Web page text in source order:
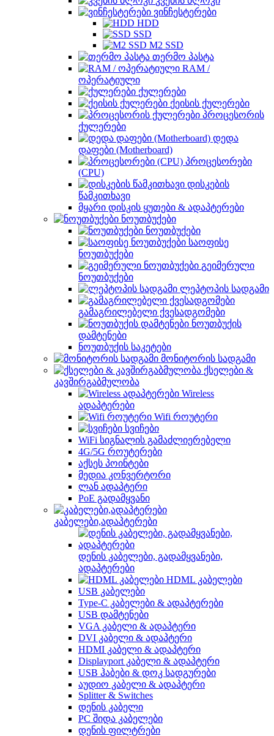
ვინჩესტერები
HDD
SSD
M2 SSD
თერმო პასტა
RAM /
ოპერატიული
ქულერები
ქეისის ქულერები
პროცესორის
ქულერები
დედა
დაფები (Motherboard)
პროცესორები
(CPU)
დისკების
წამკითხავი
მყარი დისკის ყუთები & ადაპტერები
ნოუთბუქები
ნოუთბუქები
საოფისე
ნოუთბუქები
გეიმერული
ნოუთბუქები
ლეპტოპის სადგამი
გამაგრილებელი ქვესადგომები
ნოუთბუქის
დამტენები
ნოუთბუქის საკეტები
მონიტორის სადგამი
ქსელები &
კავშირგაბმულობა
Wireless
ადაპტერები
Wifi როუტერი
სვიჩები
WiFi სიგნალის გამაძლიერებელი
4G/5G როუტერები
აქსეს პოინტები
მედია კონვერტორი
ლან ადაპტერი
PoE გადამყვანი
კაბელები,ადაპტერები
დენის კაბელები, გადამყვანები,
ადაპტერები
HDML კაბელები
USB კაბელები
Type-C კაბელები & ადაპტერები
USB დამტენები
VGA კაბელი & ადაპტერი
DVI კაბელი & ადაპტერი
HDMI კაბელი & ადაპტერი
Displayport კაბელი & ადაპტერი
USB ჰაბები & დოკ სადგურები
აუდიო კაბელი & ადაპტერი
Splitter & Switches
დენის კაბელი
PC შიდა კაბელები
დენის ფილტრები